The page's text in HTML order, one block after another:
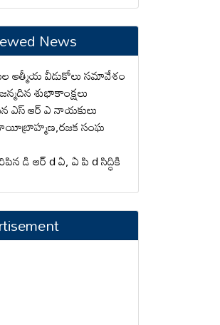
News
ఆత్మీయ వీడుకోలు సమావేశం
శుభాకాంక్షలు
ఎస్ ఆర్ ఎ నాయకులు
నాయీబ్రాహ్మణ,రజక సంఘ
డి ఆర్ d ఏ, ఏ పి d సిద్ధికి